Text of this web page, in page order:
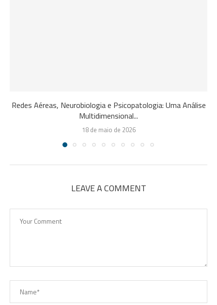
Redes Aéreas, Neurobiologia e Psicopatologia: Uma Análise
Multidimensional...
18 de maio de 2026
LEAVE A COMMENT